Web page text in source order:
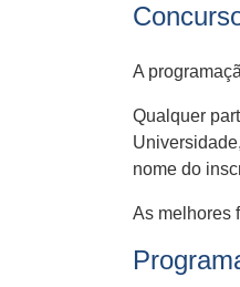
A
Qualquer
nome do
As melhores